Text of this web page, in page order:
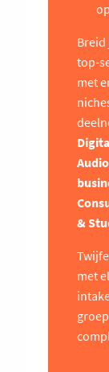
Breid
top-
met
&
met